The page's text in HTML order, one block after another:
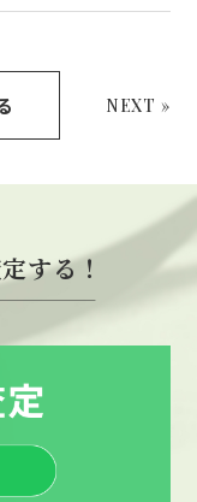
NEXT »
する！